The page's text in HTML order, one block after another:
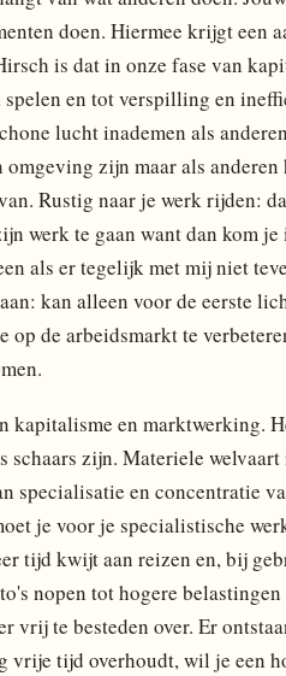
doen. Hiermee krijgt een
is dat in onze fase van
en tot verspilling en
lucht inademen als
zijn maar als anderen
Rustig naar je werk rijden:
werk te gaan want dan kom
als er tegelijk met mij niet
kan alleen voor de eerste
de arbeidsmarkt te
kapitalisme en marktwerking.
zijn. Materiele welvaart
specialisatie en concentratie
je voor je specialistische
tijd kwijt aan reizen en, bij
nopen tot hogere
vrij te besteden over. Er
vrije tijd overhoudt, wil je een